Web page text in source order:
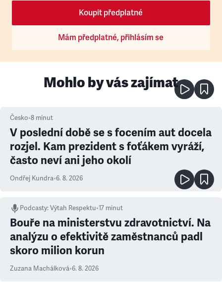
Koupit předplatné
Mám předplatné, přihlásím se
Mohlo by vás zajímat
Česko•8 minut
V poslední době se s focením aut docela
rozjel. Kam prezident s foťákem vyráží,
často neví ani jeho okolí
Ondřej Kundra•6. 8. 2026
Podcasty:Výtah Respektu•17 minut
Bouře na ministerstvu zdravotnictví. Na
analýzu o efektivitě zaměstnanců padl
skoro milion korun
Zuzana Machálková•6. 8. 2026